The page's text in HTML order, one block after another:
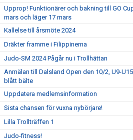
Upprop! Funktionärer och bakning till GO
mars och läger 17 mars
Kallelse till årsmöte 2024
Dräkter framme i Filippinerna
Judo-SM 2024 Pågår nu i Trollhättan
Anmälan till Dalsland Open den 10/2, U9-U15
blått bälte
Uppdatera medlemsinformation
Sista chansen för vuxna nybörjare!
Lilla Trollträffen 1
Judo-fitness!